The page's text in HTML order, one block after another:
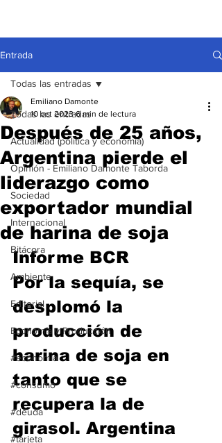
Entrada
Todas las entradas
Actualidad (política y economía)
Opinión - Emiliano Damonte Taborda
Sociedad
Internacional
Bitácora
Ambiente
Editorial
Economía y Producción
#economia
#consumo
#deuda
#tarjeta
Todas las entradas
Después de 25 años,
Argentina pierde el
liderazgo como
exportador mundial
de harina de soja
Emiliano Damonte
10 oct 2023 6 min de lectura
Informe BCR
Por la sequía, se
desplomó la
producción de
harina de soja en
tanto que se
recupera la de
girasol. Argentina